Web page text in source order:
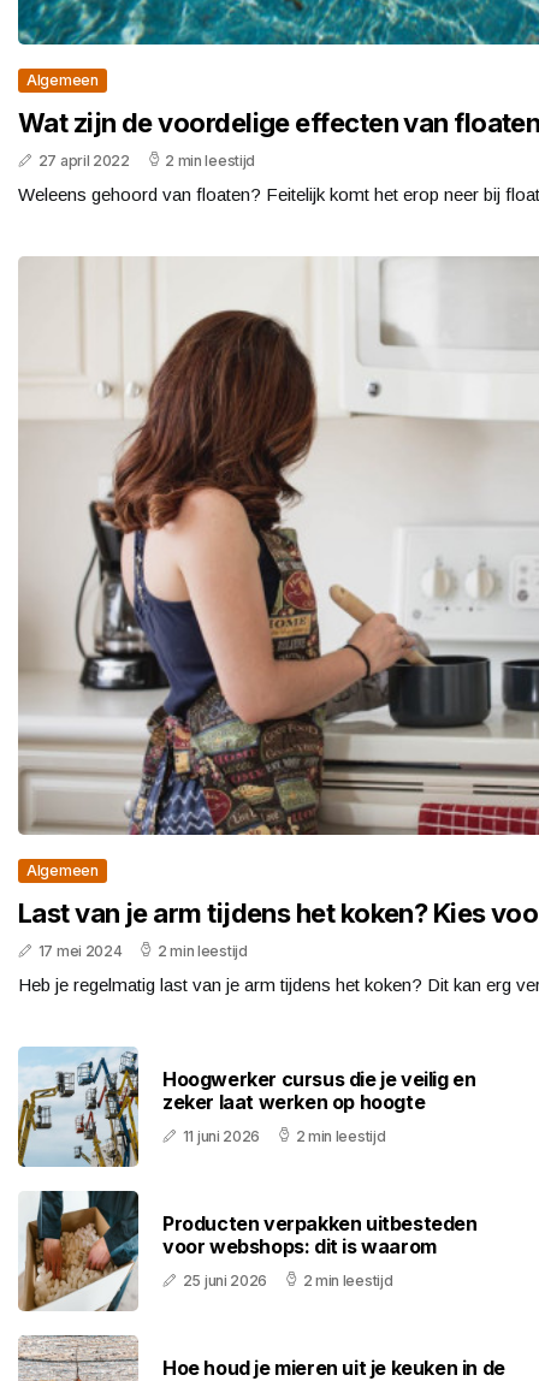
Algemeen
Wat zijn de voordelige effecten van
27 april 2022 2 min leestijd
Weleens gehoord van floaten? Feitelijk komt het erop neer bij
Algemeen
Last van je arm tijdens het koken? Kies
17 mei 2024 2 min leestijd
Heb je regelmatig last van je arm tijdens het koken? Dit kan erg
Hoogwerker cursus die je veilig en
zeker laat werken op hoogte
11 juni 2026 2 min leestijd
Producten verpakken uitbesteden
voor webshops: dit is waarom
25 juni 2026 2 min leestijd
Hoe houd je mieren uit je keuken in de